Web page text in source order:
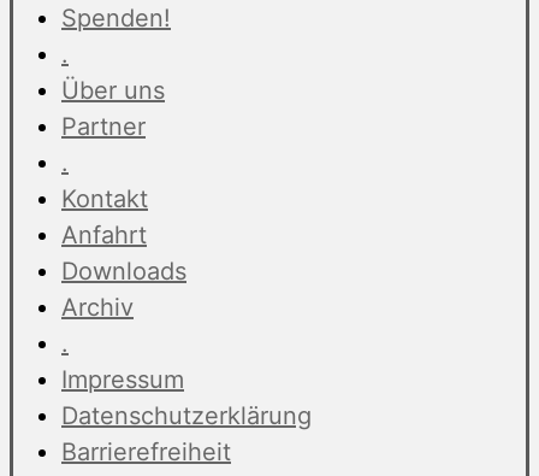
Spenden!
.
Über uns
Partner
.
Kontakt
Anfahrt
Downloads
Archiv
.
Impressum
Datenschutzerklärung
Barrierefreiheit